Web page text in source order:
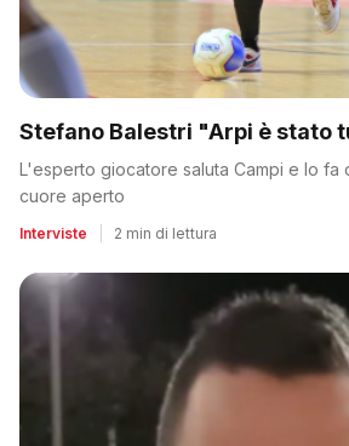
Stefano Balestri "Arpi è stato
L'esperto giocatore saluta Campi e lo fa
cuore aperto
Interviste 2 min di lettura